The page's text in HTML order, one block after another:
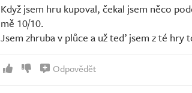
Když jsem hru kupoval, čekal jsem něco
mě 10/10.
Jsem zhruba v plůce a už teď jsem z té hry
Odpovědět